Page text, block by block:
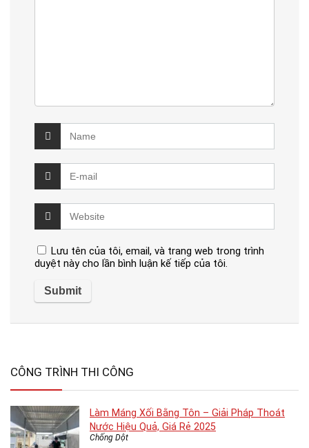
Lưu tên của tôi, email, và trang web trong trình
duyệt này cho lần bình luận kế tiếp của tôi.
CÔNG TRÌNH THI CÔNG
Làm Máng Xối Bằng Tôn – Giải Pháp Thoát
Nước Hiệu Quả, Giá Rẻ 2025
Chống Dột